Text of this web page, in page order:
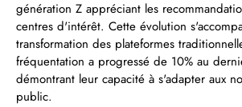
génération Z appréciant les
centres d'intérêt. Cette évolution
transformation des plateformes
fréquentation a progressé de 10% au
démontrant leur capacité à s'adapter aux
public.